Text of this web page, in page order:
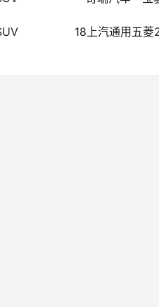
SUV                18上汽通